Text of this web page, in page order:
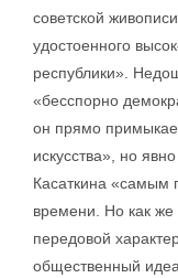
советской
удостоенного
республики».
«бесспорно
он прямо
искусства», но
Касаткина «самым
времени. Но как же
передовой
общественный